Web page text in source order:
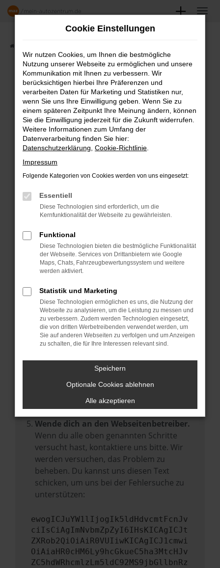
Zum
FAHRZEUGSHOWROOM
Fehler: Network Error
Beim Laden ist ein Fehler aufgetreten.
Hier sind ein paar Tipps, die dir helfen können:
Überprüfe deine Firewall und deine
Laden andere Webseiten, zum Beispiel
deine Suchmaschine?
Manche Erweiterungen, wie Werbeblocker,
können das Laden bestimmter Seiten
verhindern. Funktioniert die Seite in einem
anderen Browser oder in einem privaten
Starte dein Gerät neu.
Das kann manchmal helfen,
vorübergehende Probleme zu beheben.
Stelle sicher, dass dein Browser und dein
Betriebssystem auf dem neuesten Stand
sind.
Veraltete Software birgt nicht nur ein
Sicherheitsrisiko, sondern kann auch dazu
führen, dass bestimmte Funktionen nicht
mehr unterstützt werden.
Wende dich an den Webseitenbetreiber.
Wenn du alle oben genannten Schritte
versucht hast, kontaktiere uns bitte. Wir
werden versuchen, das Problem zu
beheben. Du kannst uns diesen Text
schicken, um uns bei der Fehlersuche zu
unterstützen:
ewogICJuYW1lIjogIk5ldHdvcmtFcnJv
ciIsCiAgImNvbmZpZyI6IHsKICAgICJt
ZXRob2QiOiAiR0VUIiwKICAgICJ1cmwi
OiAiaHR0cHM6Ly9hcGkueC5ha3MtcHJv
ZC5hdWRhcmlzLm5ldC92MS9jbGllbnRz
Cookie Einstellungen
Wir nutzen Cookies, um Ihnen die bestmögliche
Nutzung unserer Webseite zu ermöglichen und unsere
Kommunikation mit Ihnen zu verbessern. Wir
berücksichtigen hierbei Ihre Präferenzen und
verarbeiten Daten für Marketing und Statistiken nur,
wenn Sie uns Ihre Einwilligung geben. Wenn Sie zu
einem späteren Zeitpunkt Ihre Meinung ändern, können
Sie die Einwilligung jederzeit für die Zukunft widerrufen.
Weitere Informationen zum Umfang der
Datenverarbeitung finden Sie hier:
Datenschutzerklärung Cookie-Richtlinie
Impressum
Folgende Kategorien von Cookies werden von uns eingesetzt:
Essentiell
Diese Technologien sind erforderlich, um die
Kernfunktionalität der Webseite zu gewährleisten.
Funktional
Diese Technologien bieten die bestmögliche Funktionalität
der Webseite. Services von Drittanbietern wie Google
Maps, Chats, Fahrzeugbewertungssystem und weitere
werden aktiviert.
Statistik und Marketing
Diese Technologien ermöglichen es uns, die Nutzung der
Webseite zu analysieren, um die Leistung zu messen und
zu verbessern. Zudem werden Technologien eingesetzt,
die von dritten Werbetreibenden verwendet werden, um
Sie auf anderen Webseiten zu verfolgen und um Anzeigen
zu schalten, die für Ihre Interessen relevant sind.
Speichern
Optionale Cookies ablehnen
Alle akzeptieren